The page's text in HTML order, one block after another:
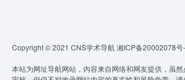
Copyright © 2021 CNS学术导航湘ICP备20002078号
本站为网址导航网站，内容来自网络和网友提供，虽然